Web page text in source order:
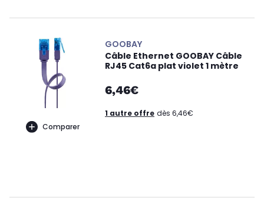
Comparer
GOOBAY
Câble Ethernet GOOBAY Câble
RJ45 Cat6a plat violet 1 mètre
6,46€
1 autre offre dès 6,46€